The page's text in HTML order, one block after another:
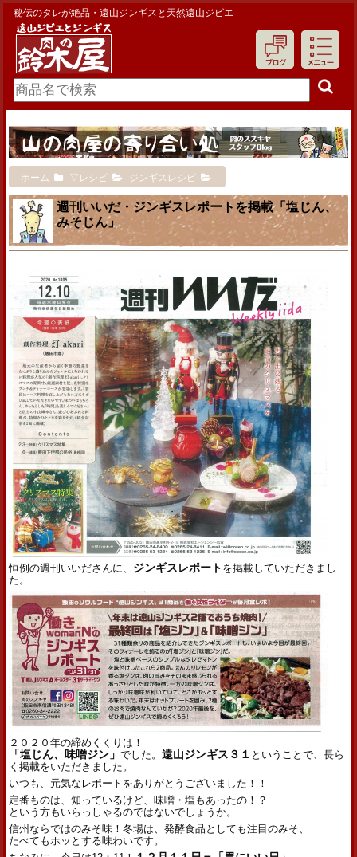
秘伝のタレが絶品・遠山ジンギスと天然遠山ジビエ
ホーム ▽レシピ ジンギスレシピ
週刊いいだ・ジンギスレポートを掲載「塩じん、
みそじん」
恒例の週刊いいださんに、 ジンギスレポート を掲載していただきまし
た。
２０２０年の締めくくりは！
「塩じん、味噌ジン」でした。遠山ジンギス３１ ということで、長ら
く掲載をいただきました。
いつも、元気なレポートをありがとうございました！！
定番ものは、知っているけど、味噌・塩もあったの！？
という方もいらっしゃるのではないでしょうか。
信州ならではのみそ味！冬場は、発酵食品としても注目のみそ、
たべてもホッとする味わいです。